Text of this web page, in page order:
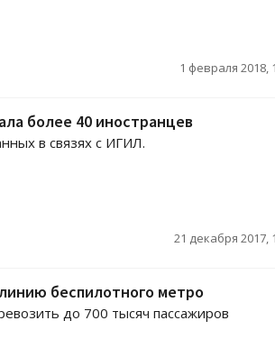
1 февраля 2018,
более 40 иностранцев
в связях с ИГИЛ.
21 декабря 2017,
беспилотного метро
до 700 тысяч пассажиров